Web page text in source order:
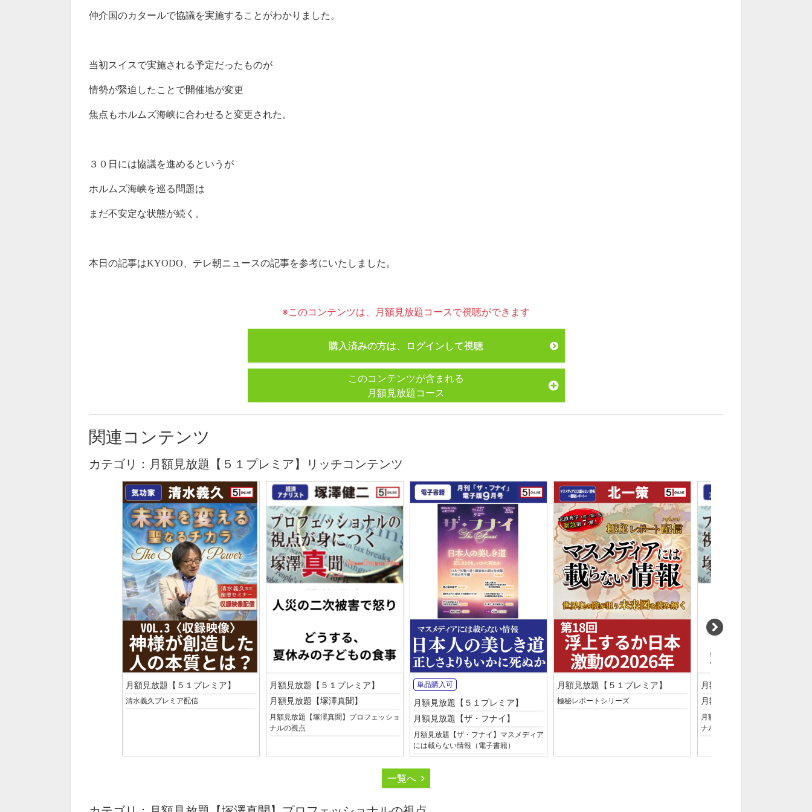
仲介国のカタールで協議を実施することがわかりました。
当初スイスで実施される予定だったものが
情勢が緊迫したことで開催地が変更
焦点もホルムズ海峡に合わせると変更された。
３０日には協議を進めるというが
ホルムズ海峡を巡る問題は
まだ不安定な状態が続く。
本日の記事はKYODO 、テレ朝ニュースの記事を参考にいたしました。
※このコンテンツは、月額見放題コースで視聴ができます
購入済みの方は、ログインして視聴
このコンテンツが含まれる
月額見放題コース
関連コンテンツ
カテゴリ：月額見放題【５１プレミア】リッチコンテンツ
月額見放題【５１プレミア】
清水義久プレミア配信
月額見放題【５１プレミア】
月額見放題【塚澤真聞】
月額見放題【塚澤真聞】プロフェッショ
ナルの視点
単品購入可
月額見放題【５１プレミア】
月額見放題【ザ・フナイ】
月額見放題【ザ・フナイ】マスメディア
には載らない情報（電子書籍）
月額見放題【５１プレミア】
極秘レポートシリーズ
月額見放題【５１プレミア】
月額見放題【塚澤真聞】
月額見放題【塚澤真聞】プロフェ
ナルの視点
一覧へ